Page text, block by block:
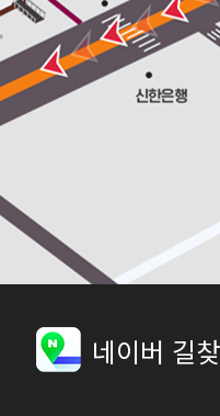
네이버 길